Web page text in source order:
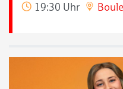
19:30 Uhr